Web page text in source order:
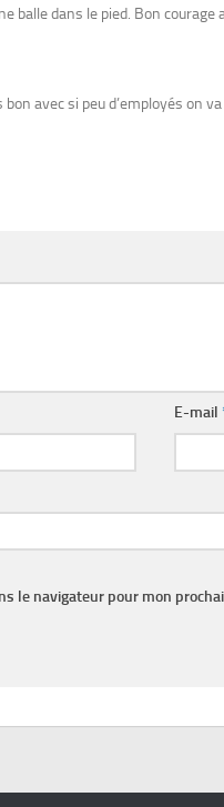
balle dans le pied. Bon courage
avec si peu d’employés on
E-mail
le navigateur pour mon